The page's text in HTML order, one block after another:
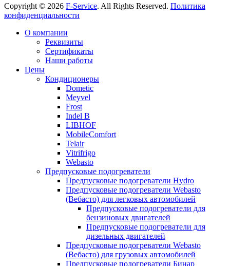
Copyright © 2026 F-Service. All Rights Reserved. Политика
конфиденциальности
вверх
О компании
Реквизиты
Сертификаты
Наши работы
Цены
Кондиционеры
Dometic
Meyvel
Frost
Indel B
LIBHOF
MobileComfort
Telair
Vitrifrigo
Webasto
Предпусковые подогреватели
Предпусковые подогреватели Hydro
Предпусковые подогреватели Webasto
(Вебасто) для легковых автомобилей
Предпусковые подогреватели для
бензиновых двигателей
Предпусковые подогреватели для
дизельных двигателей
Предпусковые подогреватели Webasto
(Вебасто) для грузовых автомобилей
Предпусковые подогреватели Бинар